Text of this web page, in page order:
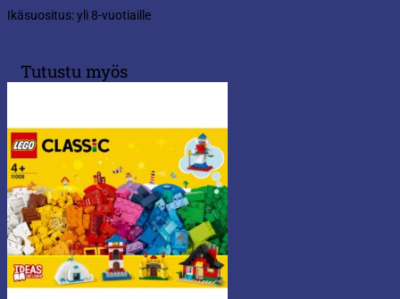
Ikäsuositus: yli 8-vuotiaille
Tutustu myös